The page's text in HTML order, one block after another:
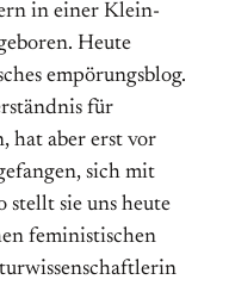
in einer Klein­
Heute
empörungsblog.
für
hat aber erst vor
sich mit
stellt sie uns heute
feministischen